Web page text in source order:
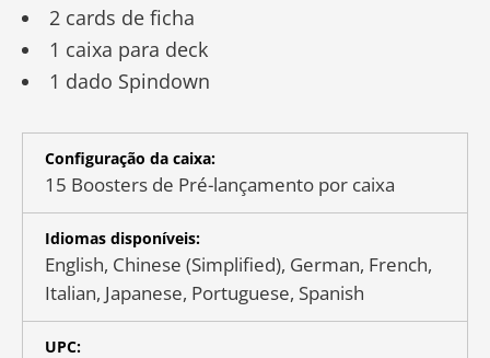
2 cards de ficha
1 caixa para deck
1 dado Spindown
Configuração da caixa:
15 Boosters de Pré-lançamento por caixa
Idiomas disponíveis:
English, Chinese (Simplified), German, French,
Italian, Japanese, Portuguese, Spanish
UPC: